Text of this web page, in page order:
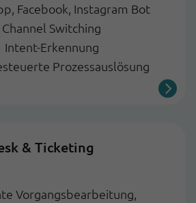
Facebook, Instagram Bot
Channel Switching
Intent-Erkennung
Prozessauslösung
& Ticketing
Vorgangsbearbeitung,